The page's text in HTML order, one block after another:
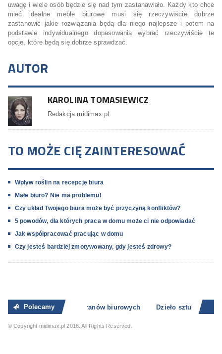
uwagę i wiele osób będzie się nad tym zastanawiało. Każdy kto chce
mieć idealne meble biurowe musi się rzeczywiście dobrze
zastanowić jakie rozwiązania będą dla niego najlepsze i potem na
podstawie indywidualnego dopasowania wybrać rzeczywiście te
opcje, które będą się dobrze sprawdzać.
AUTOR
KAROLINA TOMASIEWICZ
Redakcja midimax.pl
TO MOŻE CIĘ ZAINTERESOWAĆ
Wpływ roślin na recepcję biura
Małe biuro? Nie ma problemu!
Czy układ Twojego biura może być przyczyną konfliktów?
5 powodów, dla których praca w domu może ci nie odpowiadać
Jak współpracować pracując w domu
Czy jesteś bardziej zmotywowany, gdy jesteś zdrowy?
Polecamy
3 Zastosowania ekranów biurowych Dzieło sztuki w
© Copyright midimax.pl 2016. All Rights Reserved.